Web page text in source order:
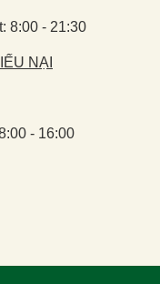
8:00 - 21:30
NẠI
- 16:00